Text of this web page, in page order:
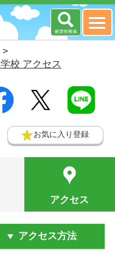
>
校 アクセス
お気に入り登録
アクセス
アクセス方法